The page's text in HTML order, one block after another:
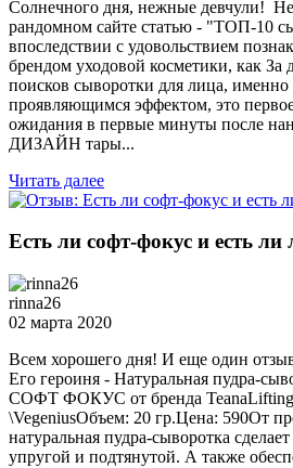
Солнечного дня, нежные девчули!
рандомном сайте статью - "ТОП-10
впоследствии с удовольствием
брендом уходовой косметики, как За
поисков сыворотки для лица, именно
проявляющимся эффектом, это
ожидания в первые минуты после
ДИЗАЙН тары...
Читать далее
Есть ли софт-фокус и есть
rinna26
02 марта 2020
Всем хорошего дня! И еще один
Его героиня - Натуральная пудра-
СОФТ ФОКУС от бренда
\VegeniusОбъем: 20 гр.Цена: 590От
натуральная пудра-сыворотка
упругой и подтянутой. А также